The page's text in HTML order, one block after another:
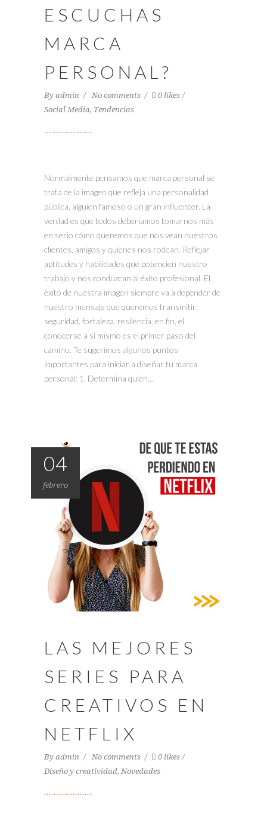
ESCUCHAS
MARCA
PERSONAL?
By admin No comments
0 likes
Social Media, Tendencias
Normalmente pensamos que marca personal se
trata de la imagen que refleja una personalidad
pública, alguien famoso o un gran influencer. La
verdad es que todos deberíamos tomarnos más
en serio cómo queremos que nos vean nuestros
clientes, amigos y quienes nos rodean. Reflejar
aptitudes y habilidades que potencien nuestro
trabajo y nos conduzcan al éxito profesional. El
éxito de nuestra imagen siempre va a depender de
nuestro mensaje que queremos transmitir:
seguridad, fortaleza. resilencia, en fin, el
conocerse a sí mismo es el primer paso del
camino. Te sugerimos algunos puntos
importantes para iniciar a diseñar tu marca
personal: 1. Determina quien...
04
febrero
LAS MEJORES
SERIES PARA
CREATIVOS EN
NETFLIX
By admin No comments
0 likes
Diseño y creatividad, Novedades